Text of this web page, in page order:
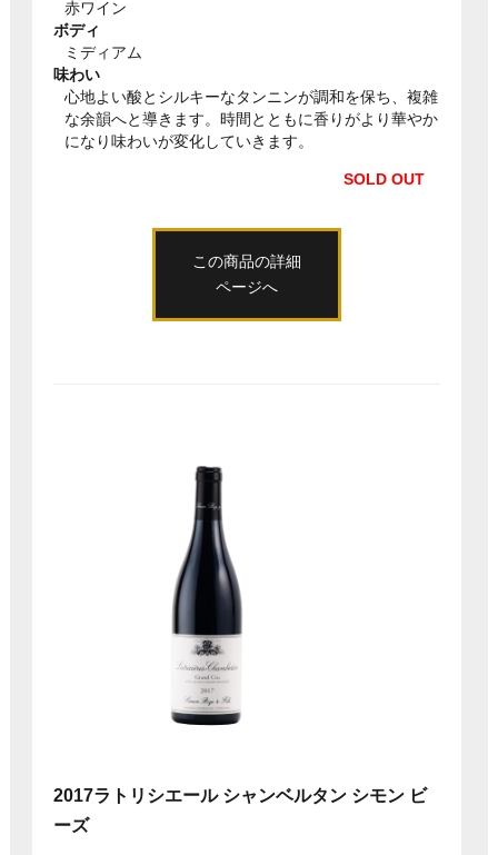
赤ワイン
ボディ
ミディアム
味わい
心地よい酸とシルキーなタンニンが調和を保ち、複雑
な余韻へと導きます。時間とともに香りがより華やか
になり味わいが変化していきます。
SOLD OUT
この商品の詳細
ページへ
2017ラトリシエール シャンベルタン シモン ビ
ーズ